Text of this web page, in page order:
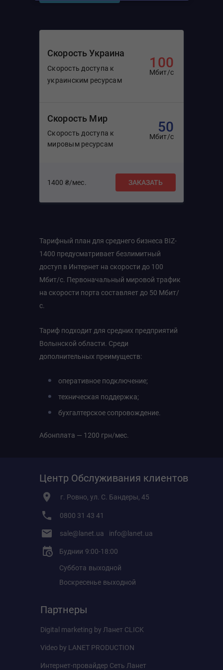
Скорость Украина
Скорость доступа к
украинским ресурсам
100
Мбит/с
Скорость Мир
Скорость доступа к
мировым ресурсам
50
Мбит/с
ЗАКАЗАТЬ
1400 ₴/мес.
Тарифный план для среднего бизнеса BIZ-
1400 предусматривает безлимитный
доступ в Интернет на скорости до 100
Мбит/с. Первоначальный мировой трафик
на скорости порта составляет до 50 Мбит/
с.
Тариф подходит для средних предприятий
Волынской области. Среди
дополнительных преимуществ:
оперативное подключение;
техническая поддержка;
бухгалтерское сопровождение.
Абонплата — 1200 грн/мес.
Центр Обслуживания клиентов
г. Ровно, ул. С. Бандеры, 45
0800 31 43 41
sale@lanet.ua info@lanet.ua
Буднии 9:00-18:00
Суббота выходной
Воскресенье выходной
Партнеры
Digital marketing by Ланет CLICK
Video by LANET PRODUCTION
Интернет-провайдер Сеть Ланет